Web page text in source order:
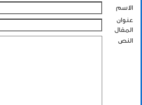
الاسم
عنوان
المقال
النص